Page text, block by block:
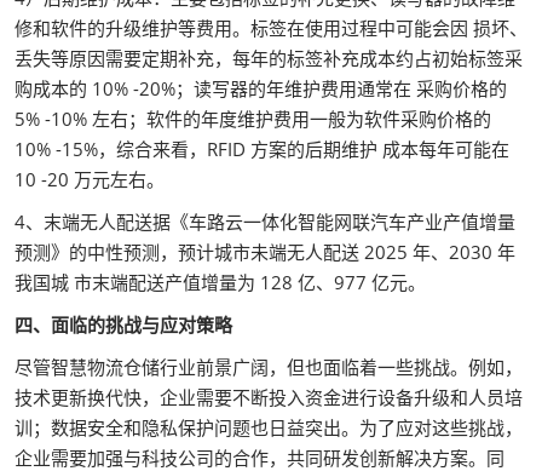
修和软件的升级维护等费用。标签在使用过程中可能会因 损坏、
丢失等原因需要定期补充，每年的标签补充成本约占初始标签采
购成本的 10% -20%；读写器的年维护费用通常在 采购价格的
5% -10% 左右；软件的年度维护费用一般为软件采购价格的
10% -15%，综合来看，RFID 方案的后期维护 成本每年可能在
10 -20 万元左右。
4、末端无人配送据《车路云一体化智能网联汽车产业产值增量
预测》的中性预测，预计城市未端无人配送 2025 年、2030 年
我国城 市末端配送产值增量为 128 亿、977 亿元。
四、面临的挑战与应对策略
尽管智慧物流仓储行业前景广阔，但也面临着一些挑战。例如，
技术更新换代快，企业需要不断投入资金进行设备升级和人员培
训；数据安全和隐私保护问题也日益突出。为了应对这些挑战，
企业需要加强与科技公司的合作，共同研发创新解决方案。同